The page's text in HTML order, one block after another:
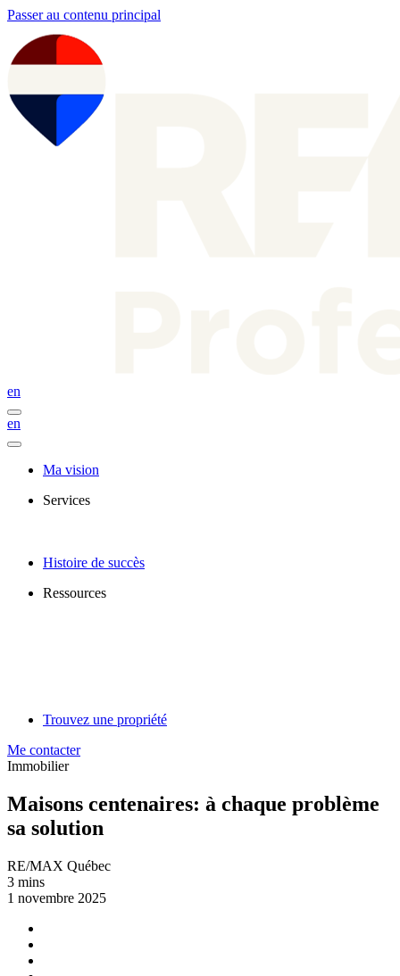
Passer au contenu principal
en
en
Ma vision
Services
Histoire de succès
Ressources
Trouvez une propriété
Me contacter
Immobilier
Maisons centenaires: à chaque problème
sa solution
RE/MAX Québec
3 mins
1 novembre 2025